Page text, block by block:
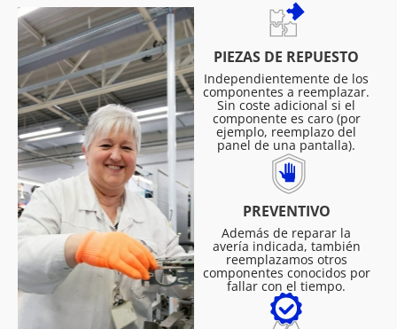
PIEZAS DE REPUESTO
Independientemente de los
componentes a reemplazar.
Sin coste adicional si el
componente es caro (por
ejemplo, reemplazo del
panel de una pantalla).
PREVENTIVO
Además de reparar la
avería indicada, también
reemplazamos otros
componentes conocidos por
fallar con el tiempo.